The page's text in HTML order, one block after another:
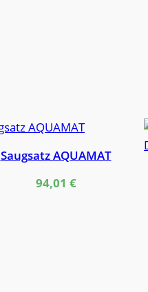
Saugsatz AQUAMAT
94,01 €